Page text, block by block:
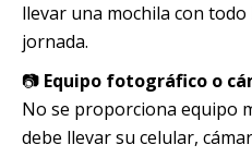
llevar una mochila con
jornada.
📷 Equipo fotográfico o
No se proporciona equipo
debe llevar su celular,